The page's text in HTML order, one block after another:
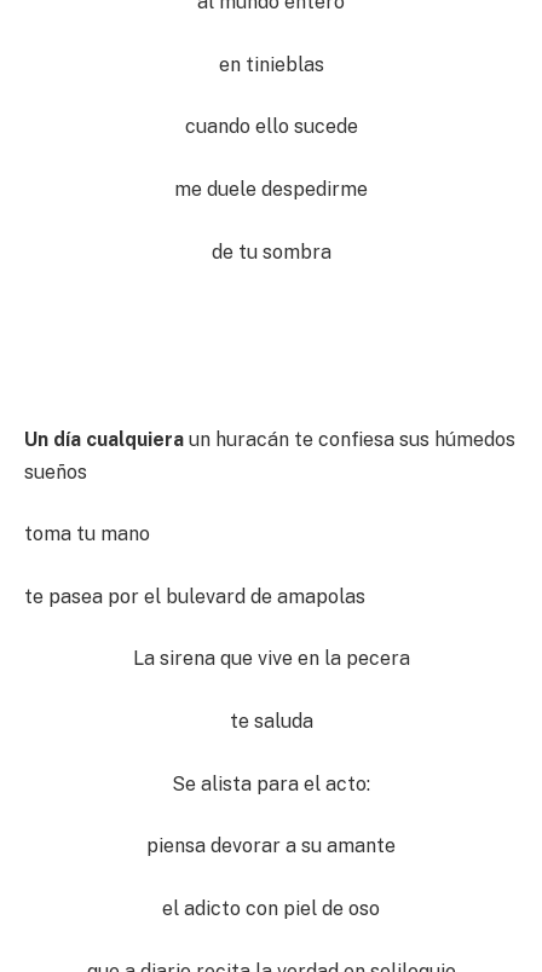
en tinieblas
cuando ello sucede
me duele despedirme
de tu sombra
Un día cualquiera un huracán te confiesa sus húmedos
sueños
toma tu mano
te pasea por el bulevard de amapolas
La sirena que vive en la pecera
te saluda
Se alista para el acto:
piensa devorar a su amante
el adicto con piel de oso